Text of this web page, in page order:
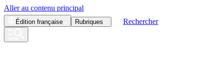
Aller au contenu principal
Édition française Rubriques Rechercher